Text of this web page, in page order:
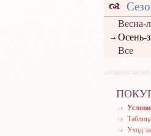
Весна-
Осень-
Все
Уход